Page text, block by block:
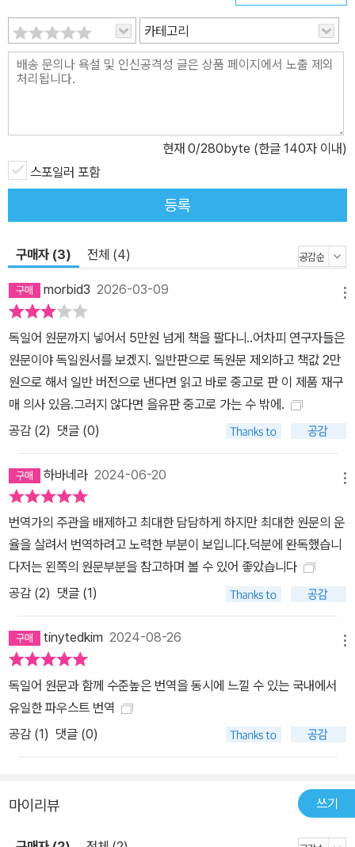
물론 / 16 자연과학 2: 색채론 / 17 자 연과학 3: 자연과학 일반, 동물
론, 광물론, 기상학 / 18 서간집 1: 사랑에게 / 19 서간집 2: 친구에게
/ 20 서간집 3: 세상에게) 한 해에도 몇 번씩 괴테의 도시 바이마르를
방문해 독일의 괴테 연구자들을 만나 의견을 교환하고 문서고의 자료
고의 산물이 <괴테 전집>의 첫 권 『파우스트』로 나왔다. 그런 노력과
연구 성과를 일찌감치 인정받아, 괴테 연구자들 사이에서 노벨 상과
도 같은 의미를 가지는 괴테 금메달이 2011년 그에게 주어진 바 있
말 번역은 이미 참 많이 나와 있다. 그런데도 이렇듯 다시 번역한 것은
망 때문이다. 운율의 보고(寶庫)인 『파우스트』를 나만의 언어로, 조
금이나마 운문(韻文)답게 옮겨보고 싶었다. 이미 다양한 번역본들이
있지만, 이 작품이 본래 운문이라는 것을 예감이라도 하게 하는 번역
은 찾아보기 어려웠다. 그러한 까닭에 독자들이 『파우스트』 하면 떠
올리는 기억은 그저 (읽기 어려운) 드라마라는 것이거나, 심지어 소설
이라는 안타까운 오해로까지 나타나곤 한다. 그 정교한 운문을 그대
로 옮겨 올 수 없다 하더라도, 아주 조금이나마, 시(詩)다움이 느껴지
역을 시작하게 되었다. ―「옮긴이 해제」 중에서(이하 동) 괴테의 대표
그것도 12,111행에 달하는 시행(詩行)들로 이루어져 있다. 등장인물
에 따라 또 장면에 따라 다양한 운율 형식들이 사용되어 괴테가 오랜
세월에 걸쳐 얼마나 많은 공을 들여 세심하게 이 작품을 써나갔을지
가 짐작된다. 반드시 읽어야 할 고전으로 꼽히는 작품이니, 우리말 번
역은 이미 많이 나와 있다. 하지만 기존의 한국어 번역들은 가독성에
초점을 맞추다 보니 산문처럼 읽히기 쉬웠다. 독자들의 이해를 돕고
술술 읽히도록 하기 위해 윤문 작업이 이루어지면서 원문의 뜻이나
뉘앙스와 멀어지거나 독일어 문장을 한국어의 문장구조에 맞춰 옮기
는 과정에서 시행들의 순서가 뒤바뀌기도 했다. 물론 그럼으로써 작
품을 좀 더 쉽게 읽을 수는 있을지 모르나, 괴테가 애초 시의 언어 안
에 불어넣었던 리듬과 광채는 희미해지거나 바뀔 위험이 있었다. 40
년이 넘는 세월 동안 『파우스트』의 원서를 품고 다니며 읽어왔다는
시집』과 『괴테 시 전집』을 번역해 낸 바 있고, 역시 시로 쓰인 『파우스
트』의 기존 우리말 번역에 아쉬움을 가지고 있던 그였기에, 이번 번역
의 목표는 운문답게 시를 읽듯 그 언어를 옮기는 것이었다. 이를 위해
카테고리
현재 0/280byte (한글 140자 이내)
스포일러 포함
등록
구매자 (3) 전체 (4)
morbid3 2026-03-09
독일어 원문까지 넣어서 5만원 넘게 책을 팔다니..어차피 연구자들은
원문이야 독일원서를 보겠지. 일반판으로 독원문 제외하고 책값 2만
원으로 해서 일반 버전으로 낸다면 읽고 바로 중고로 판 이 제품 재구
매 의사 있음.그러지 않다면 을유판 중고로 가는 수 밖에.
공감 (2) 댓글 (0)
하바네라 2024-06-20
번역가의 주관을 배제하고 최대한 담담하게 하지만 최대한 원문의 운
율을 살려서 번역하려고 노력한 부분이 보입니다.덕분에 완독했습니
다저는 왼쪽의 원문부분을 참고하며 볼 수 있어 좋았습니다
공감 (2) 댓글 (1)
tinytedkim 2024-08-26
독일어 원문과 함께 수준높은 번역을 동시에 느낄 수 있는 국내에서
유일한 파우스트 번역
공감 (1) 댓글 (0)
마이리뷰 쓰기